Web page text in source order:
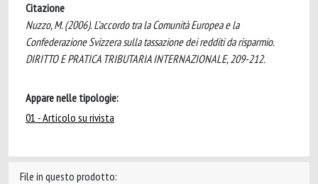
Citazione
Nuzzo, M. (2006). L’accordo tra la Comunità Europea e la
Confederazione Svizzera sulla tassazione dei redditi da risparmio.
DIRITTO E PRATICA TRIBUTARIA INTERNAZIONALE, 209-212.
Appare nelle tipologie:
01 - Articolo su rivista
File in questo prodotto: